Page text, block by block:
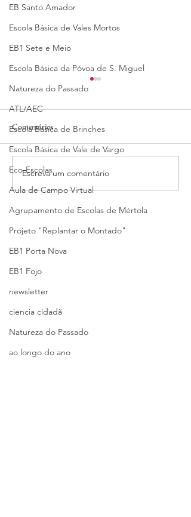
EB Santo Amador
Escola Básica de Vales Mortos
EB1 Sete e Meio
Escola Básica da Póvoa de S. Miguel
Natureza do Passado
ATL/AEC
Escola Básica de Brinches
Escola Básica de Vale de Vargo
Eco-Escolas
Aula de Campo Virtual
Agrupamento de Escolas de Mértola
Projeto "Replantar o Montado"
EB1 Porta Nova
EB1 Fojo
newsletter
ciencia cidadã
Natureza do Passado
ao longo do ano
27/05/2025
Comentários
Escreva um comentário